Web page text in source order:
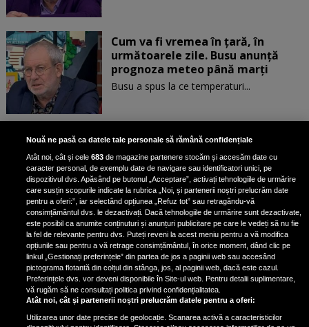
Cum va fi vremea în țară, în
următoarele zile. Busu anunță
prognoza meteo până marți
Busu a spus la ce temperaturi...
Cum va fi vremea în țară. Busu
anunță prognoza meteo
Busu a spus la ce temperaturi să ne
așteptăm în...
Cum va fi vremea de Crăciun și
Revelion. Prognoza ANM pentru
următoarele 4 săptămâni
Administraţia Naţională de...
Nouă ne pasă ca datele tale personale să rămână confidențiale
Atât noi, cât și cele683 de magazine partenere stocăm și accesăm date cu
caracter personal, de exemplu date de navigare sau identificatori unici, pe
dispozitivul dvs. Apăsând pe butonul „Acceptare”, activați tehnologiile de urmărire
care susțin scopurile indicate la rubrica „Noi, și partenerii noștri prelucrăm date
pentru a oferi:”, iar selectând opțiunea „Refuz tot” sau retragându-vă
consimțământul dvs. le dezactivați. Dacă tehnologiile de urmărire sunt dezactivate,
este posibil ca anumite conținuturi și anunțuri publicitare pe care le vedeți să nu fie
la fel de relevante pentru dvs. Puteți reveni la acest meniu pentru a vă modifica
opțiunile sau pentru a vă retrage consimțământul, în orice moment, dând clic pe
linkul „Gestionați preferințele” din partea de jos a paginii web sau accesând
pictograma flotantă din colțul din stânga, jos, al paginii web, dacă este cazul.
Preferințele dvs. vor deveni disponibile în Site-ul web. Pentru detalii suplimentare,
vă rugăm să ne consultați politica privind confidențialitatea.
Atât noi, cât și partenerii noștri prelucrăm datele pentru a oferi:
Utilizarea unor date precise de geolocație. Scanarea activă a caracteristicilor